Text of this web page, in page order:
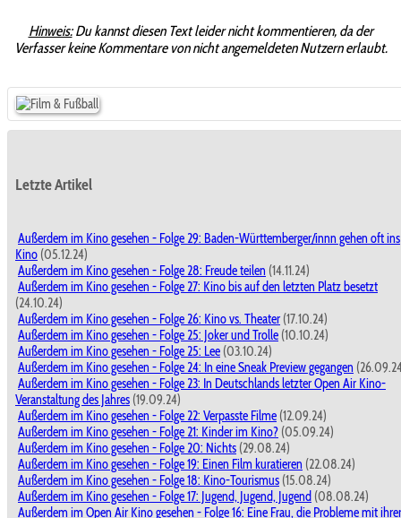
Hinweis:Du kannst diesen Text leider nicht kommentieren, da der
Verfasser keine Kommentare von nicht angemeldeten Nutzern erlaubt.
Letzte Artikel
Außerdem im Kino gesehen - Folge 29: Baden-Württemberger/innn gehen oft ins
Kino (05.12.24)
Außerdem im Kino gesehen - Folge 28: Freude teilen (14.11.24)
Außerdem im Kino gesehen - Folge 27: Kino bis auf den letzten Platz besetzt
(24.10.24)
Außerdem im Kino gesehen - Folge 26: Kino vs. Theater (17.10.24)
Außerdem im Kino gesehen - Folge 25: Joker und Trolle (10.10.24)
Außerdem im Kino gesehen - Folge 25: Lee (03.10.24)
Außerdem im Kino gesehen - Folge 24: In eine Sneak Preview gegangen
Außerdem im Kino gesehen - Folge 23: In Deutschlands letzter Open Air Kino-
Veranstaltung des Jahres (19.09.24)
Außerdem im Kino gesehen - Folge 22: Verpasste Filme (12.09.24)
Außerdem im Kino gesehen - Folge 21: Kinder im Kino? (05.09.24)
Außerdem im Kino gesehen - Folge 20: Nichts (29.08.24)
Außerdem im Kino gesehen - Folge 19: Einen Film kuratieren (22.08.24)
Außerdem im Kino gesehen - Folge 18: Kino-Tourismus (15.08.24)
Außerdem im Kino gesehen - Folge 17: Jugend, Jugend, Jugend (08.08.24)
Außerdem im Open Air Kino gesehen - Folge 16: Eine Frau, die Probleme mit ihrer